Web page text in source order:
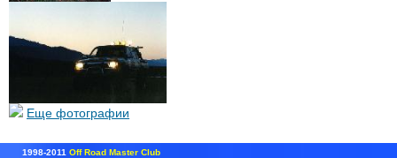
Еще фотографии
1998-2011 Off Road Master Club